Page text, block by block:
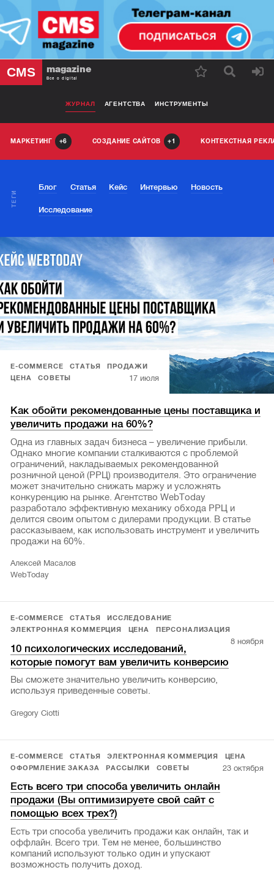
CMS magazine
Все о digital
ЖУРНАЛ АГЕНТСТВА ИНСТРУМЕНТЫ
МАРКЕТИНГ 6 СОЗДАНИЕ САЙТОВ 1 КОНТЕКСТНАЯ
ТЕГИ
Блог Статья Кейс Интервью Новость
Исследование
E-COMMERCE СТАТЬЯ
ПРОДАЖИ
ЦЕНА
СОВЕТЫ 17 июля
Как обойти рекомендованные цены поставщика и
увеличить продажи на 60%?
Одна из главных задач бизнеса – увеличение прибыли.
Однако многие компании сталкиваются с проблемой
ограничений, накладываемых рекомендованной
розничной ценой (РРЦ) производителя. Это ограничение
может значительно снижать маржу и усложнять
конкуренцию на рынке. Агентство WebToday
разработало эффективную механику обхода РРЦ и
делится своим опытом с дилерами продукции. В статье
рассказываем, как использовать инструмент и увеличить
продажи на 60%.
Алексей Масалов
WebToday
E-COMMERCE СТАТЬЯ
ИССЛЕДОВАНИЕ
ЭЛЕКТРОННАЯ КОММЕРЦИЯ
ЦЕНА ПЕРСОНАЛИЗАЦИЯ
8 ноября
10 психологических исследований,
которые помогут вам увеличить конверсию
Вы сможете значительно увеличить конверсию,
используя приведенные советы.
Gregory Ciotti
E-COMMERCE СТАТЬЯ ЭЛЕКТРОННАЯ КОММЕРЦИЯ
ЦЕНА
ОФОРМЛЕНИЕ ЗАКАЗА
РАССЫЛКИ СОВЕТЫ 23 октября
Есть всего три способа увеличить онлайн
продажи (Вы оптимизируете свой сайт с
помощью всех трех?)
Есть три способа увеличить продажи как онлайн, так и
оффлайн. Всего три. Тем не менее, большинство
компаний используют только один и упускают
возможность получить доход.